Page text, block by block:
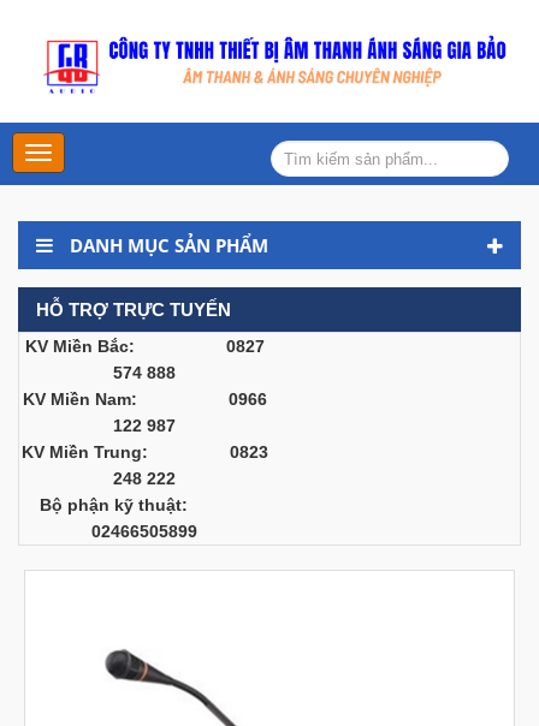
Main
Menu
DANH MỤC SẢN PHẨM
HỖ TRỢ TRỰC TUYẾN
KV Miền Bắc: 0827
574 888
KV Miền Nam: 0966
122 987
KV Miền Trung: 0823
248 222
Bộ phận kỹ thuật:
02466505899